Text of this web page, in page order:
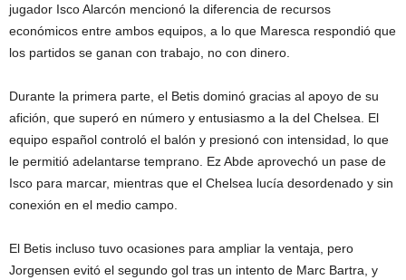
jugador Isco Alarcón mencionó la diferencia de recursos
económicos entre ambos equipos, a lo que Maresca respondió que
los partidos se ganan con trabajo, no con dinero.
Durante la primera parte, el Betis dominó gracias al apoyo de su
afición, que superó en número y entusiasmo a la del Chelsea. El
equipo español controló el balón y presionó con intensidad, lo que
le permitió adelantarse temprano. Ez Abde aprovechó un pase de
Isco para marcar, mientras que el Chelsea lucía desordenado y sin
conexión en el medio campo.
El Betis incluso tuvo ocasiones para ampliar la ventaja, pero
Jorgensen evitó el segundo gol tras un intento de Marc Bartra, y